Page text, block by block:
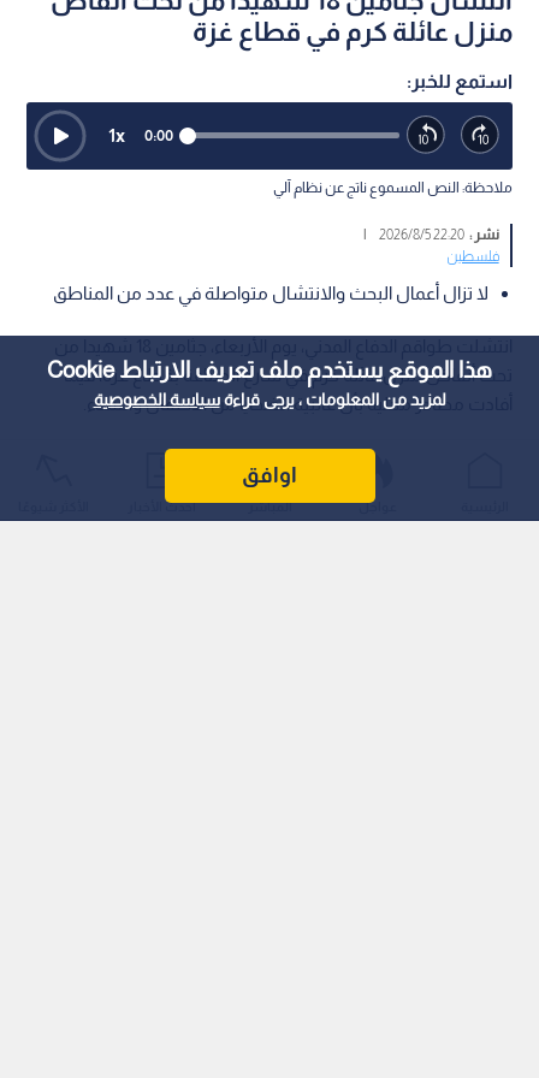
هذا الموقع يستخدم ملف تعريف الارتباط Cookie
لمزيد من المعلومات ، يرجى قراءةسياسة الخصوصية
اوافق
منزل عائلة كرم في قطاع غزة
استمع للخبر:
0:00
1x
ملاحظة: النص المسموع ناتج عن نظام آلي
نشر :22:20 2026/8/5
|
فلسطين
لا تزال أعمال البحث والانتشال متواصلة في عدد من المناطق
تحت أنقاض منزل عائلة كرم في شارع الصناعة بقطاع غزة، فيما
أفادت مصادر محلية بأن غالبية الضحايا من الأطفال والنساء.
عواجل المباشر أحدث الأخبار